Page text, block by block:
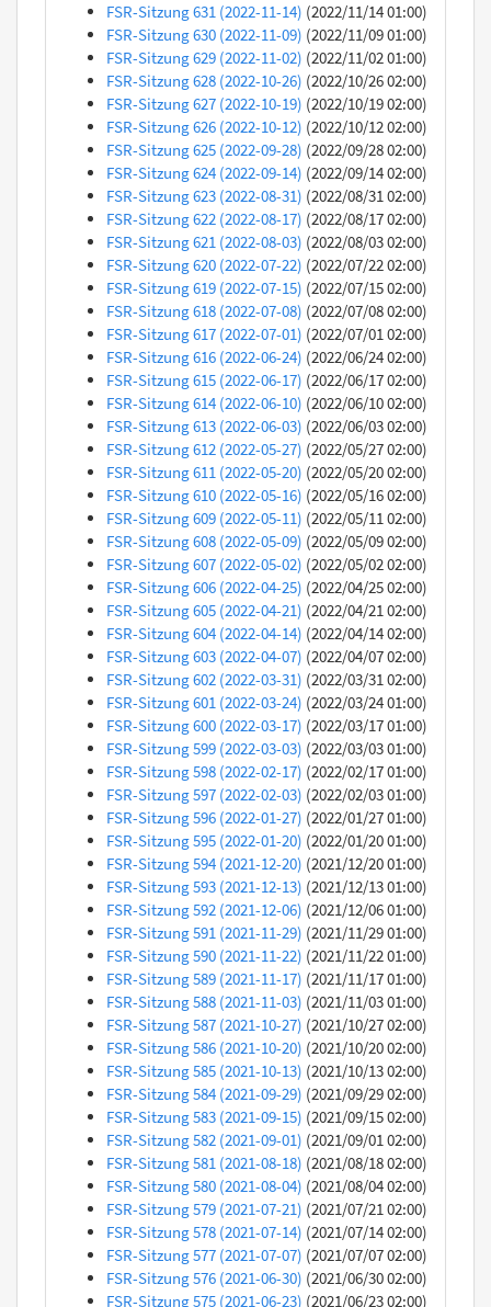
FSR-Sitzung 631 (2022-11-14) (2022/11/14 01:00)
FSR-Sitzung 630 (2022-11-09) (2022/11/09 01:00)
FSR-Sitzung 629 (2022-11-02) (2022/11/02 01:00)
FSR-Sitzung 628 (2022-10-26) (2022/10/26 02:00)
FSR-Sitzung 627 (2022-10-19) (2022/10/19 02:00)
FSR-Sitzung 626 (2022-10-12) (2022/10/12 02:00)
FSR-Sitzung 625 (2022-09-28) (2022/09/28 02:00)
FSR-Sitzung 624 (2022-09-14) (2022/09/14 02:00)
FSR-Sitzung 623 (2022-08-31) (2022/08/31 02:00)
FSR-Sitzung 622 (2022-08-17) (2022/08/17 02:00)
FSR-Sitzung 621 (2022-08-03) (2022/08/03 02:00)
FSR-Sitzung 620 (2022-07-22) (2022/07/22 02:00)
FSR-Sitzung 619 (2022-07-15) (2022/07/15 02:00)
FSR-Sitzung 618 (2022-07-08) (2022/07/08 02:00)
FSR-Sitzung 617 (2022-07-01) (2022/07/01 02:00)
FSR-Sitzung 616 (2022-06-24) (2022/06/24 02:00)
FSR-Sitzung 615 (2022-06-17) (2022/06/17 02:00)
FSR-Sitzung 614 (2022-06-10) (2022/06/10 02:00)
FSR-Sitzung 613 (2022-06-03) (2022/06/03 02:00)
FSR-Sitzung 612 (2022-05-27) (2022/05/27 02:00)
FSR-Sitzung 611 (2022-05-20) (2022/05/20 02:00)
FSR-Sitzung 610 (2022-05-16) (2022/05/16 02:00)
FSR-Sitzung 609 (2022-05-11) (2022/05/11 02:00)
FSR-Sitzung 608 (2022-05-09) (2022/05/09 02:00)
FSR-Sitzung 607 (2022-05-02) (2022/05/02 02:00)
FSR-Sitzung 606 (2022-04-25) (2022/04/25 02:00)
FSR-Sitzung 605 (2022-04-21) (2022/04/21 02:00)
FSR-Sitzung 604 (2022-04-14) (2022/04/14 02:00)
FSR-Sitzung 603 (2022-04-07) (2022/04/07 02:00)
FSR-Sitzung 602 (2022-03-31) (2022/03/31 02:00)
FSR-Sitzung 601 (2022-03-24) (2022/03/24 01:00)
FSR-Sitzung 600 (2022-03-17) (2022/03/17 01:00)
FSR-Sitzung 599 (2022-03-03) (2022/03/03 01:00)
FSR-Sitzung 598 (2022-02-17) (2022/02/17 01:00)
FSR-Sitzung 597 (2022-02-03) (2022/02/03 01:00)
FSR-Sitzung 596 (2022-01-27) (2022/01/27 01:00)
FSR-Sitzung 595 (2022-01-20) (2022/01/20 01:00)
FSR-Sitzung 594 (2021-12-20) (2021/12/20 01:00)
FSR-Sitzung 593 (2021-12-13) (2021/12/13 01:00)
FSR-Sitzung 592 (2021-12-06) (2021/12/06 01:00)
FSR-Sitzung 591 (2021-11-29) (2021/11/29 01:00)
FSR-Sitzung 590 (2021-11-22) (2021/11/22 01:00)
FSR-Sitzung 589 (2021-11-17) (2021/11/17 01:00)
FSR-Sitzung 588 (2021-11-03) (2021/11/03 01:00)
FSR-Sitzung 587 (2021-10-27) (2021/10/27 02:00)
FSR-Sitzung 586 (2021-10-20) (2021/10/20 02:00)
FSR-Sitzung 585 (2021-10-13) (2021/10/13 02:00)
FSR-Sitzung 584 (2021-09-29) (2021/09/29 02:00)
FSR-Sitzung 583 (2021-09-15) (2021/09/15 02:00)
FSR-Sitzung 582 (2021-09-01) (2021/09/01 02:00)
FSR-Sitzung 581 (2021-08-18) (2021/08/18 02:00)
FSR-Sitzung 580 (2021-08-04) (2021/08/04 02:00)
FSR-Sitzung 579 (2021-07-21) (2021/07/21 02:00)
FSR-Sitzung 578 (2021-07-14) (2021/07/14 02:00)
FSR-Sitzung 577 (2021-07-07) (2021/07/07 02:00)
FSR-Sitzung 576 (2021-06-30) (2021/06/30 02:00)
FSR-Sitzung 575 (2021-06-23) (2021/06/23 02:00)